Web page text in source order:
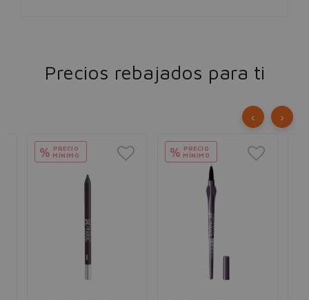
Precios rebajados para ti
% PRECIO
MÍNIMO
% PRECIO
MÍNIMO
‹ ›